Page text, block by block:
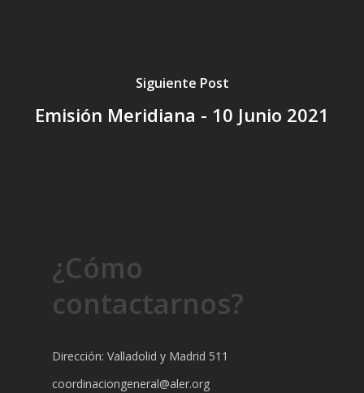
Siguiente Post
Emisión Meridiana - 10 Junio 2021
¿Cómo
contactarnos?
Dirección: Valladolid y Madrid 511
coordinaciongeneral@aler.org